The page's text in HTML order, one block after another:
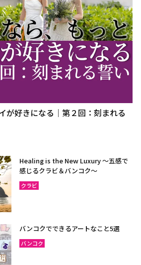
が好きになる｜第２回：刻まれる
Healing is the New Luxury ～五感で
感じるクラビ＆バンコク～
クラビ
バンコクでできるアートなこと5選
バンコク